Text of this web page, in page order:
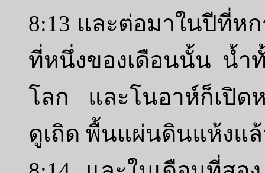
8:13 และต่อมาในปีที่ห
ที่หนึ่งของเดือนนั้น น้ำ
โลก และโนอาห์ก็เปิด
ดูเถิด พื้นแผ่นดินแห้งแ